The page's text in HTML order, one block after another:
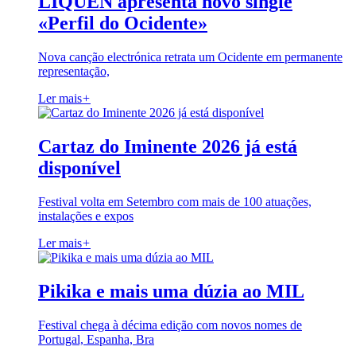
«Perfil do Ocidente»
Nova canção electrónica retrata um Ocidente em permanente
representação,
Ler mais+
Cartaz do Iminente 2026 já está
disponível
Festival volta em Setembro com mais de 100 atuações,
instalações e expos
Ler mais+
Pikika e mais uma dúzia ao MIL
Festival chega à décima edição com novos nomes de
Portugal, Espanha, Bra